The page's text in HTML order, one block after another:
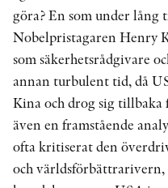
göra? En som under lång
Nobelpristagaren Henry
som säkerhetsrådgivare
annan turbulent tid, då
Kina och drog sig
även en framstående
ofta kritiserat den
och